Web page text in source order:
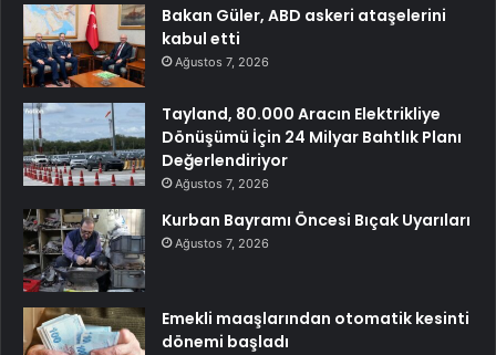
Bakan Güler, ABD askeri ataşelerini
kabul etti
Ağustos 7, 2026
Tayland, 80.000 Aracın Elektrikliye
Dönüşümü İçin 24 Milyar Bahtlık Planı
Değerlendiriyor
Ağustos 7, 2026
Kurban Bayramı Öncesi Bıçak Uyarıları
Ağustos 7, 2026
Emekli maaşlarından otomatik kesinti
dönemi başladı